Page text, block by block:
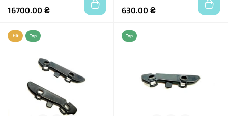
16700.00 ₴ 630.00 ₴
Hit Top Top